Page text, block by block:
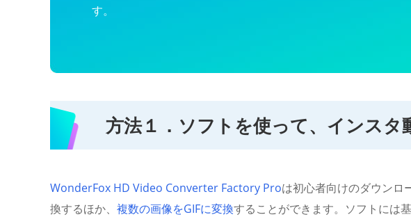
す。
方法１．ソフトを使って、インスタ
WonderFox HD Video Converter Factory Proは初心者向けのダウンロ
換するほか、 複数の画像をGIFに変換することができます。ソフトには